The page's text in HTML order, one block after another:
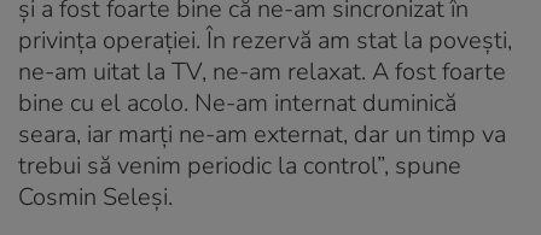
şi a fost foarte bine că ne-am sincronizat în
privința operației. În rezervă am stat la povești,
ne-am uitat la TV, ne-am relaxat. A fost foarte
bine cu el acolo. Ne-am internat duminică
seara, iar marți ne-am externat, dar un timp va
trebui să venim periodic la control”, spune
Cosmin Seleși.